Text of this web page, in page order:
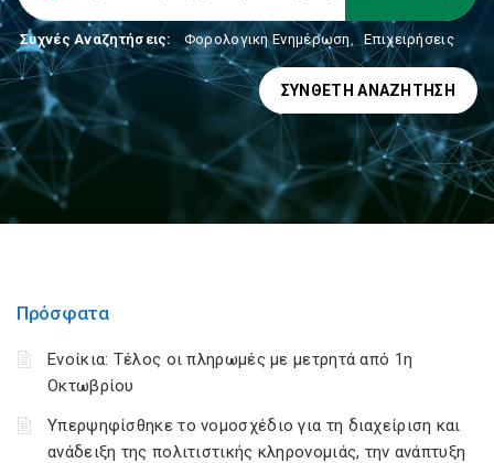
Συχνές Αναζητήσεις: Φορολογικη Ενημέρωση, Επιχειρήσεις
ΣΎΝΘΕΤΗ ΑΝΑΖΉΤΗΣΗ
Πρόσφατα
Ενοίκια: Τέλος οι πληρωμές με μετρητά από 1η
Οκτωβρίου
Υπερψηφίσθηκε το νομοσχέδιο για τη διαχείριση και
ανάδειξη της πολιτιστικής κληρονομιάς, την ανάπτυξη